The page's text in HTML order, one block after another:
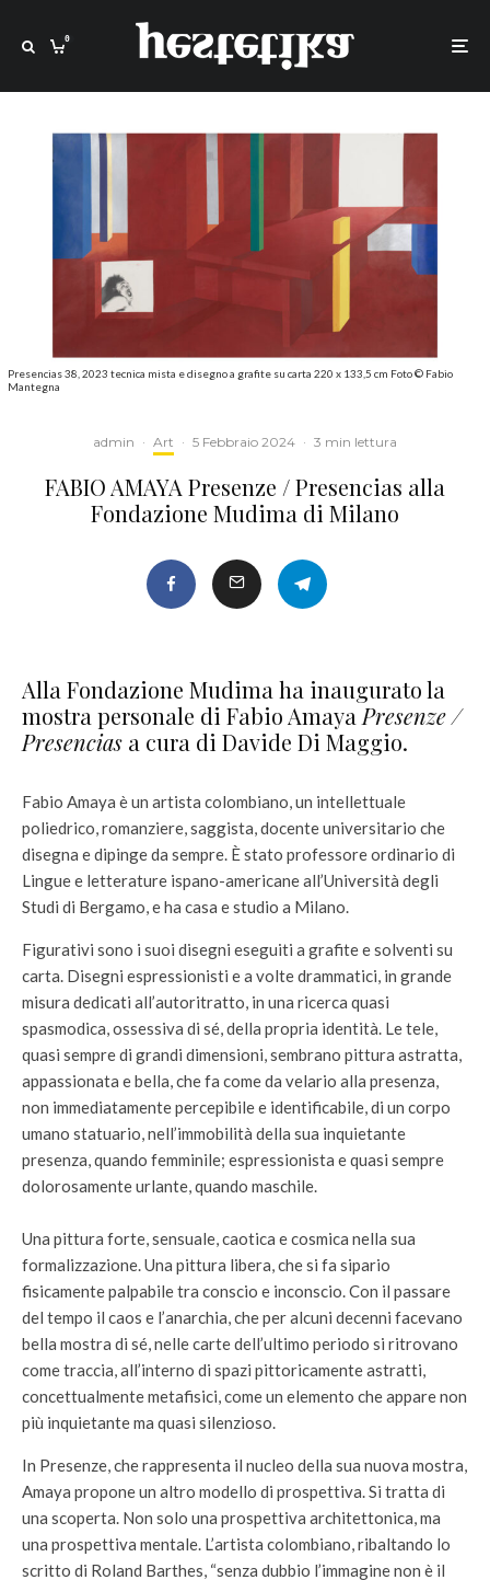
0
Presencias 38, 2023 tecnica mista e disegno a grafite su carta 220 x 133,5 cm Foto © Fabio
Mantegna
admin · Art · 5 Febbraio 2024 · 3 min lettura
FABIO AMAYA Presenze / Presencias alla
Fondazione Mudima di Milano
Alla Fondazione Mudima ha inaugurato la
mostra personale di Fabio Amaya Presenze /
Presencias a cura di Davide Di Maggio.
Fabio Amaya è un artista colombiano, un intellettuale
poliedrico, romanziere, saggista, docente universitario che
disegna e dipinge da sempre. È stato professore ordinario di
Lingue e letterature ispano-americane all’Università degli
Studi di Bergamo, e ha casa e studio a Milano.
Figurativi sono i suoi disegni eseguiti a grafite e solventi su
carta. Disegni espressionisti e a volte drammatici, in grande
misura dedicati all’autoritratto, in una ricerca quasi
spasmodica, ossessiva di sé, della propria identità. Le tele,
quasi sempre di grandi dimensioni, sembrano pittura astratta,
appassionata e bella, che fa come da velario alla presenza,
non immediatamente percepibile e identificabile, di un corpo
umano statuario, nell’immobilità della sua inquietante
presenza, quando femminile; espressionista e quasi sempre
dolorosamente urlante, quando maschile.
Una pittura forte, sensuale, caotica e cosmica nella sua
formalizzazione. Una pittura libera, che si fa sipario
fisicamente palpabile tra conscio e inconscio. Con il passare
del tempo il caos e l’anarchia, che per alcuni decenni facevano
bella mostra di sé, nelle carte dell’ultimo periodo si ritrovano
come traccia, all’interno di spazi pittoricamente astratti,
concettualmente metafisici, come un elemento che appare non
più inquietante ma quasi silenzioso.
In Presenze, che rappresenta il nucleo della sua nuova mostra,
Amaya propone un altro modello di prospettiva. Si tratta di
una scoperta. Non solo una prospettiva architettonica, ma
una prospettiva mentale. L’artista colombiano, ribaltando lo
scritto di Roland Barthes, “senza dubbio l’immagine non è il